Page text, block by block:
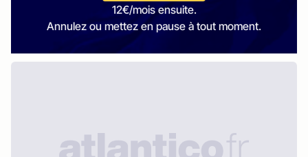
12€/mois ensuite.
Annulez ou mettez en pause à tout moment.